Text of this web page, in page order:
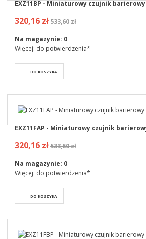
EXZ11BP - Miniaturowy czujnik
320,16 zł533,60 zł
Na magazynie: 0
Więcej: do potwierdzenia*
DO KOSZYKA
EXZ11FAP - Miniaturowy czujnik
320,16 zł533,60 zł
Na magazynie: 0
Więcej: do potwierdzenia*
DO KOSZYKA